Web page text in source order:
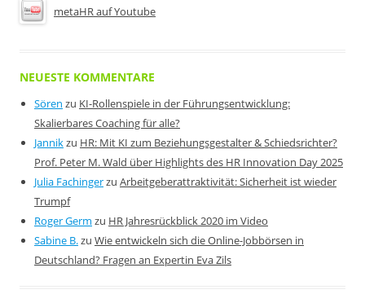
metaHR auf Youtube
NEUESTE KOMMENTARE
Sören zu KI-Rollenspiele in der Führungsentwicklung:
Skalierbares Coaching für alle?
Jannikzu HR: Mit KI zum Beziehungsgestalter & Schiedsrichter?
Prof. Peter M. Wald über Highlights des HR Innovation Day 2025
Julia Fachingerzu Arbeitgeberattraktivität: Sicherheit ist wieder
Trumpf
Roger Germ zu HR Jahresrückblick 2020 im Video
Sabine B.zu Wie entwickeln sich die Online-Jobbörsen in
Deutschland? Fragen an Expertin Eva Zils